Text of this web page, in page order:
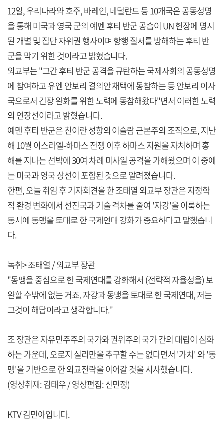
12일, 우리나라와 호주, 바레인, 네덜란드 등 10개국은 공동성명
을 통해 미국과 영국 군의 예멘 후티 반군 공습이 UN 헌장에 명시
된 개별 및 집단 자위권 행사이며 항행 질서를 방해하는 후티 반
군을 막기 위한 것이라고 밝혔습니다.
외교부는 "그간 후티 반군 공격을 규탄하는 국제사회의 공동성명
에 참여하고 유엔 안보리 결의안 채택에 동참하는 등 안보리 이사
국으로서 긴장 완화를 위한 노력에 동참해왔다"면서 이러한 노력
의 연장선이라고 밝혔습니다.
예멘 후티 반군은 친이란 성향의 이슬람 근본주의 조직으로, 지난
해 10월 이스라엘-하마스 전쟁 이후 하마스 지원을 자처하며 홍
해를 지나는 선박에 30여 차례 미사일 공격을 가해왔으며 이 중에
는 미국과 영국 상선이 포함된 것으로 알려졌습니다.
한편, 오늘 취임 후 기자회견을 한 조태열 외교부 장관은 지정학
적 환경 변화에서 선진국과 기술 격차를 줄여 '자강'을 이룩하는
동시에 동맹을 토대로 한 국제연대 강화가 중요하다고 말했습니
다.
녹취> 조태열 / 외교부 장관
"동맹을 중심으로 한 국제연대를 강화해서 (전략적 자율성을) 보
완할 수밖에 없는 거죠. 자강과 동맹을 토대로 한 국제연대, 저는
그것이 해답이라고 생각합니다."
조 장관은 자유민주주의 국가와 권위주의 국가 간의 대립이 심화
하는 가운데, 오로지 실리만을 추구할 수는 없다면서 '가치' 와 '동
맹'을 기반으로 한 외교전략을 이어갈 것을 시사했습니다.
(영상취재: 김태우 / 영상편집: 신민정)
KTV 김민아입니다.